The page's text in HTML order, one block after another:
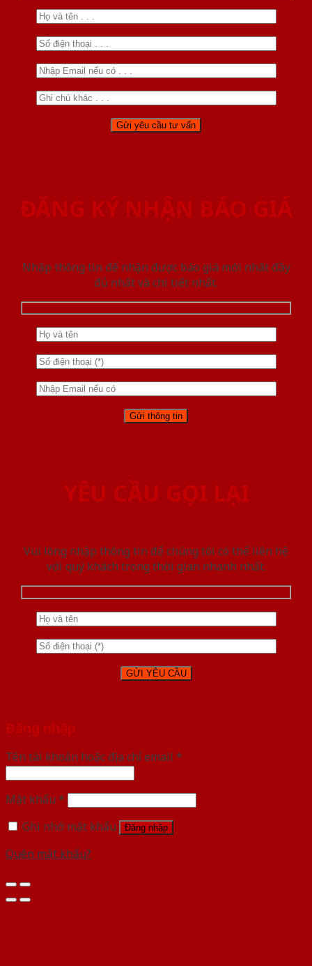
ĐĂNG KÝ NHẬN BÁO GIÁ
Nhập thông tin để nhận được báo giá mới nhât đầy
đủ nhất và chi tiết nhất.
YÊU CẦU GỌI LẠI
Vui lòng nhập thông tin để chúng tôi có thể liên hệ
với quý khách trong thời gian nhanh nhất.
Đăng nhập
Tên tài khoản hoặc địa chỉ email *
Mật khẩu *
Ghi nhớ mật khẩu
Đăng nhập
Quên mật khẩu?